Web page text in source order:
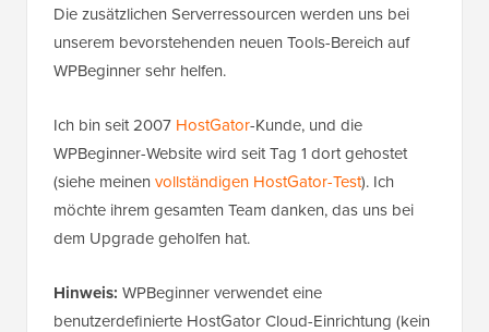
Die zusätzlichen Serverressourcen werden uns bei
unserem bevorstehenden neuen Tools-Bereich auf
WPBeginner sehr helfen.
Ich bin seit 2007 HostGator-Kunde, und die
WPBeginner-Website wird seit Tag 1 dort gehostet
(siehe meinen vollständigen HostGator-Test). Ich
möchte ihrem gesamten Team danken, das uns bei
dem Upgrade geholfen hat.
Hinweis: WPBeginner verwendet eine
benutzerdefinierte HostGator Cloud-Einrichtung (kein